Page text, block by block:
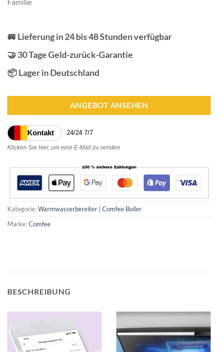
🚐 Lieferung in 24 bis 48 Stunden verfügbar
🤝 30 Tage Geld-zurück-Garantie
📦 Lager in Deutschland
ANGEBOT ANSEHEN
Kontakt 24/24 7/7
Klicken Sie hier, um eine E-Mail zu senden
Kategorie:Warmwasserbereiter | Comfee Boiler
Marke:Comfee
BESCHREIBUNG